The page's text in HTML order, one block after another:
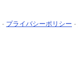
- プライバシーポリシー -